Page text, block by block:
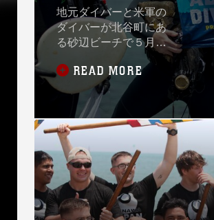
地元ダイバーと米軍の
ダイバーが北谷町にあ
る砂辺ビーチで５月２
６日、海中クリーンア
ップ活動を行いまし
た。
READ MORE